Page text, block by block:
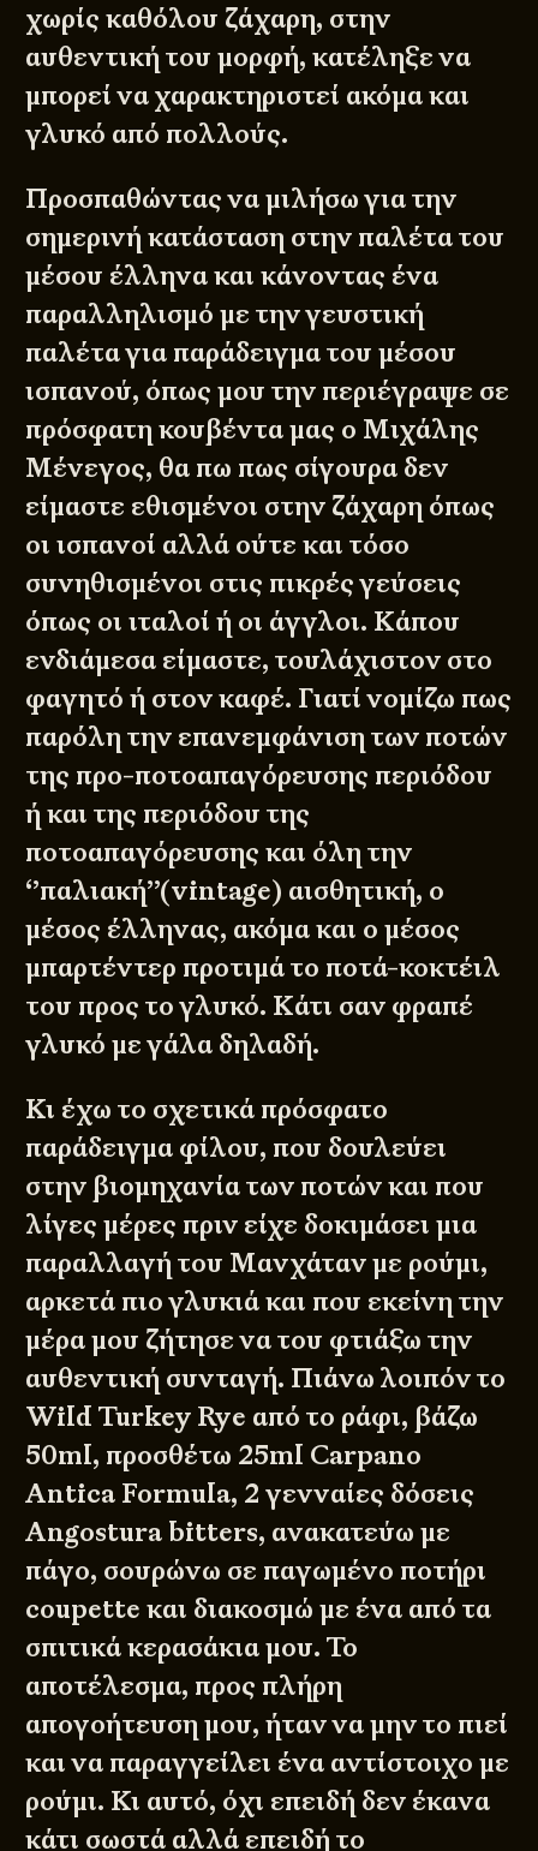
χωρίς καθόλου ζάχαρη, στην
αυθεντική του μορφή, κατέληξε να
μπορεί να χαρακτηριστεί ακόμα και
γλυκό από πολλούς.
Προσπαθώντας να μιλήσω για την
σημερινή κατάσταση στην παλέτα του
μέσου έλληνα και κάνοντας ένα
παραλληλισμό με την γευστική
παλέτα για παράδειγμα του μέσου
ισπανού, όπως μου την περιέγραψε σε
πρόσφατη κουβέντα μας ο Μιχάλης
Μένεγος, θα πω πως σίγουρα δεν
είμαστε εθισμένοι στην ζάχαρη όπως
οι ισπανοί αλλά ούτε και τόσο
συνηθισμένοι στις πικρές γεύσεις
όπως οι ιταλοί ή οι άγγλοι. Κάπου
ενδιάμεσα είμαστε, τουλάχιστον στο
φαγητό ή στον καφέ. Γιατί νομίζω πως
παρόλη την επανεμφάνιση των ποτών
της προ-ποτοαπαγόρευσης περιόδου
ή και της περιόδου της
ποτοαπαγόρευσης και όλη την
‘’παλιακή’’(vintage) αισθητική, ο
μέσος έλληνας, ακόμα και ο μέσος
μπαρτέντερ προτιμά το ποτά-κοκτέιλ
του προς το γλυκό. Κάτι σαν φραπέ
γλυκό με γάλα δηλαδή.
Κι έχω το σχετικά πρόσφατο
παράδειγμα φίλου, που δουλεύει
στην βιομηχανία των ποτών και που
λίγες μέρες πριν είχε δοκιμάσει μια
παραλλαγή του Μανχάταν με ρούμι,
αρκετά πιο γλυκιά και που εκείνη την
μέρα μου ζήτησε να του φτιάξω την
αυθεντική συνταγή. Πιάνω λοιπόν το
Wild Turkey Rye από το ράφι, βάζω
50ml, προσθέτω 25ml Carpano
Antica Formula, 2 γενναίες δόσεις
Angostura bitters, ανακατεύω με
πάγο, σουρώνω σε παγωμένο ποτήρι
coupette και διακοσμώ με ένα από τα
σπιτικά κερασάκια μου. Το
αποτέλεσμα, προς πλήρη
απογοήτευση μου, ήταν να μην το πιεί
και να παραγγείλει ένα αντίστοιχο με
ρούμι. Κι αυτό, όχι επειδή δεν έκανα
κάτι σωστά αλλά επειδή το